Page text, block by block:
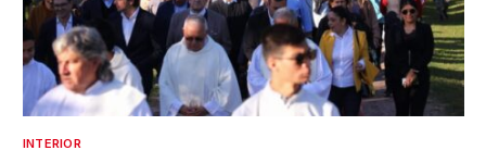
INTERIOR